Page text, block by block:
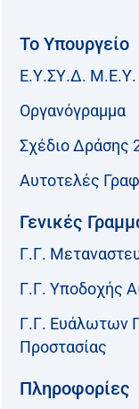
Το Υπουργείο
Ε.Υ.ΣΥ.Δ. Μ.Ε.Υ.
Οργανόγραμμα
Σχέδιο Δράσης
Αυτοτελές
Γενικές
Γ.Γ.
Γ.Γ. Υποδοχής
Γ.Γ. Ευάλωτων
Προστασίας
Πληροφορίες